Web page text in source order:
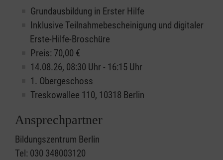
Grundausbildung in Erster Hilfe
Inklusive Teilnahmebescheinigung und digitaler
Erste-Hilfe-Broschüre
Preis: 70,00 €
14.08.26, 08:30 Uhr - 16:15 Uhr
1. Obergeschoss
Treskowallee 110, 10318 Berlin
Ansprechpartner
Bildungszentrum Berlin
Tel: 030 348003120